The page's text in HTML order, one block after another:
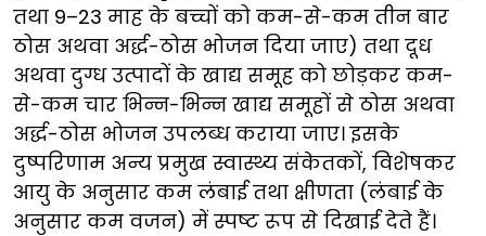
तथा 9–23 माह के बच्चों को कम-से-कम तीन बार
ठोस अथवा अर्द्ध-ठोस भोजन दिया जाए) तथा दूध
अथवा दुग्ध उत्पादों के खाद्य समूह को छोड़कर कम-
से-कम चार भिन्न-भिन्न खाद्य समूहों से ठोस अथवा
अर्द्ध-ठोस भोजन उपलब्ध कराया जाए। इसके
दुष्परिणाम अन्य प्रमुख स्वास्थ्य संकेतकों, विशेषकर
आयु के अनुसार कम लंबाई तथा क्षीणता (लंबाई के
अनुसार कम वजन) में स्पष्ट रूप से दिखाई देते हैं।